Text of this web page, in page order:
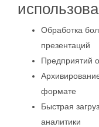
Обработка
презентаций
Предприятий
формате
Быстрая
аналитики